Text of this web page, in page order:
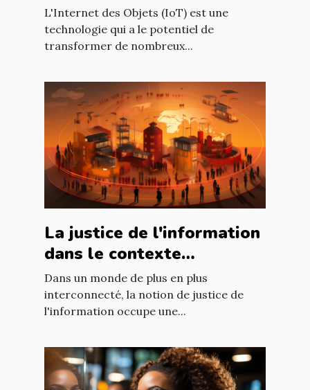
L'Internet des Objets (IoT) est une
technologie qui a le potentiel de
transformer de nombreux...
La justice de l'information
dans le contexte
international : enjeux et
défis
Dans un monde de plus en plus
interconnecté, la notion de justice de
l'information occupe une...